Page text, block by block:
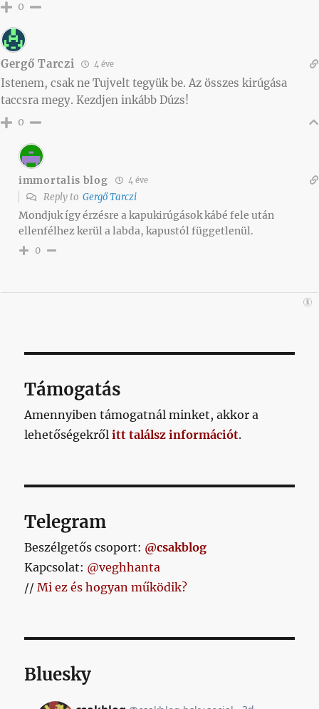
0
Gergő Tarczi 4 éve
Istenem, csak ne Tujvelt tegyük be. Az összes kirúgása
taccsra megy. Kezdjen inkább Dúzs!
0
immortalis blog 4 éve
Reply to Gergő Tarczi
Mondjuk így érzésre a kapukirúgások kábé fele után
ellenfélhez kerül a labda, kapustól függetlenül.
0
Támogatás
Amennyiben támogatnál minket, akkor a
lehetőségekrőlitt találsz információt.
Telegram
Beszélgetős csoport: @csakblog
Kapcsolat: @veghhanta
//Mi ez és hogyan működik?
Bluesky